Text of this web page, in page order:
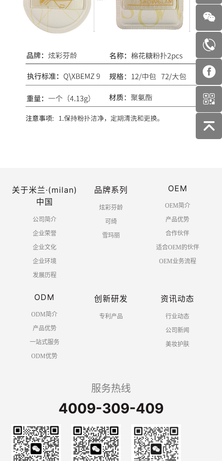
关于米兰·(milan)
中国
公司简介
企业荣誉
企业文化
企业环境
发展历程
品牌系列
炫彩芬龄
可绮
雪玛丽
OEM
OEM简介
产品优势
合作伙伴
适合OEM的伙伴
OEM业务流程
ODM
ODM简介
产品优势
一站式服务
ODM优势
创新研发
专利产品
资讯动态
行业动态
公司新闻
美妆护肤
服务热线
4009-309-409